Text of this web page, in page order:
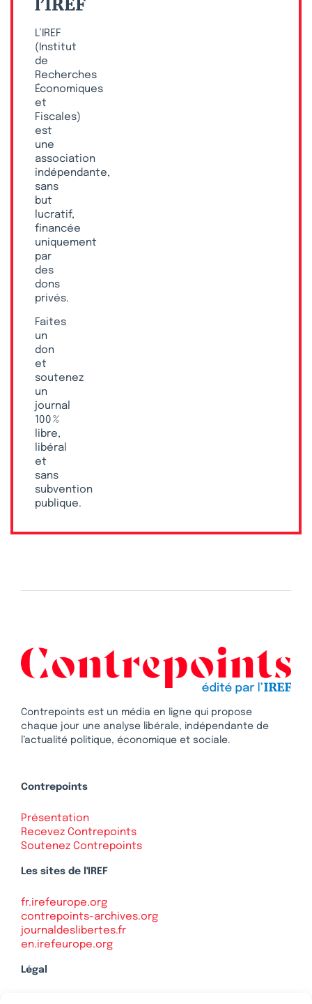
l’IREF
L’IREF
(Institut
de
Recherches
Économiques
et
Fiscales)
est
une
association
indépendante,
sans
but
lucratif,
financée
uniquement
par
des
dons
privés.
Faites
un
don
et
soutenez
un
journal
100 %
libre,
libéral
et
sans
subvention
publique.
Contrepoints est un média en ligne qui propose
chaque jour une analyse libérale, indépendante de
l’actualité politique, économique et sociale.
Contrepoints
Présentation
Recevez Contrepoints
Soutenez Contrepoints
Les sites de l'IREF
fr.irefeurope.org
contrepoints-archives.org
journaldeslibertes.fr
en.irefeurope.org
Légal